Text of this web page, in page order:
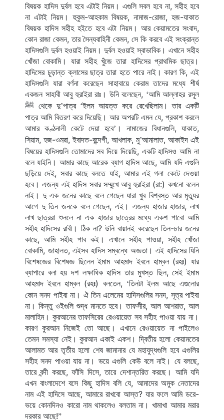
বিষয়ক হাদিস দুর্বল হবে এটাই নিয়ম। এগুলি সবল হবে না, সহীহ হবে
না এটাই নিয়ম। হুকুম-আহকাম বিষয়ক, নামাজ-রোজা, হজ-যাকাত
বিষয়ক হাদিস সহীহ হইতে হবে এটা নিয়ম। আর কেয়ামতের সংবাদ,
কোন রাজা কেমন, তার সৈন্যবাহিনী কেমন, সে কি করবে এই সংক্রান্ত
হাদিসগুলি দুর্বল হওয়াই নিয়ম। দুর্বল হওয়াই স্বাভাবিক। এখানে সহীহ
খোঁজা বোকামি। যারা সহীহ খুঁজে তারা হাদিসের প্রাথমিক ছাত্র।
হাদিসের চূড়ান্ত ক্লাসের ছাত্র তারা হতে পারে নাই। কারণ কি, এই
হাদিসগুলি যারা বর্ণনা করেছেন সাহাবায়ে কেরাম তাদের মধ্যে শীর্ষ
একজন সাহাবী আবু হুরাইরা রাঃ। উনি বলেছেন, ‘
ﷺ থেকে দু’পাত্র ‘ইলম আয়ত্ত করে রেখেছিলাম। তার একটি
পাত্র আমি বিতরণ করে দিয়েছি। আর অপরটি এমন যে, প্রকাশ করলে
আমার কণ্ঠনালী কেটে দেয়া হবে’ । নামাজের বিধানগুলি, যাকাত,
সিয়াম, হজ-ওমরা, ইবাদত-বন্দেগী, আখলাক, মু’আমালাত, আকাইদ এই
বিষয়ের হাদিসগুলি তোমাদের সব দিয়ে দিয়েছি, একটি হাদিসও আমি না
বলে যাইনি। আমার কাছে আরেক ব্যাগ হাদিস আছে, আমি যদি এগুলি
ছড়িয়ে দেই, সবার কাছে বলতে যাই, আমার এই গলা কেটে দেওয়া
হবে। এজন্য এই হাদিস সবার সম্মুখে আবু হুরাইরা (রা:) কখনো বলেন
নাই। দু এক জনের কাছে বলে গেছেন যারা খুব বিশ্বস্ত আর মৃত্যুর
আগে দু তিন জনকে বলে গেছেন, এই। এজন্য হাজার হাজার, লাখ
লাখ ছাত্ররা শুনলে না এক হাজার ছাত্রের মধ্যে একশ পাবো আমি
সহীহ হাদিসের রাবী। ঠিক না? উনি বায়ানই করেছেন তিন-চার জনের
কাছে, আমি সহীহ পাব কই। এখানে সহীহ পাওয়া, সহীহ খোঁজা
বোকামি, জাহালত, এইসব হাদিস সম্বন্ধে অজ্ঞতা। এই হাদিসের যিনি
বিশেষজ্ঞের বিশেষজ্ঞ ছিলেন ইমাম আহমাদ ইবনে হাম্বল (রহঃ) যার
ব্যাপারে বলা হয় দশ লক্ষাধিক হাদিস তার মুখস্ত ছিল, সেই ইমাম
আহমাদ ইবনে হাম্বল (রহঃ) বলতেন, ‘তিনটা ইলম আছে এগুলোর
কোন সনদ পাইবা না। ঐ তিন এলেমের হাদিসগুলির সনদ, সূত্র পাইবা
না। কিন্তু ওইগুলি শুদ্ধ মানতে হবে। তাফসীর, আল আশরাত, আল
মালাহিম। কুরআনের তাফসিরের রেওয়ায়েত সব সহীহ পাওয়া যায় না।
কারণ কুরআন নিজেই তো আছে। এখানে রেওয়ায়েত না পাইলেও
তেমন সমস্যা নেই। কুরআন একাই একশ। দ্বিতীয় হলো কেয়ামতের
আলামত আর তৃতীয় হলো শেষ জামানার যে মহাযুদ্ধগুলি হবে এগুলির
সহীহ সনদ পাওয়া যায় না। ভয়ে এগুলি কেউ বলে নাই। যে বলছে,
তারে বন্দী করছে, ফাঁসি দিসে, তারে দেশান্তরিত করছে। আমি যদি
এখন বাংলাদেশে বসে কিছু হাদিস বলি যে, আমাদের অমুক নেতাদের
নাম এই হাদিসে আছে, আমারে রাখবো আস্ত? যার ফলে আমি ডরে-
ভয়ে কোনদিনও কারো নাম থাকলেও বলতাম না। খামাখা আমার মরার
দরকার আছে!”